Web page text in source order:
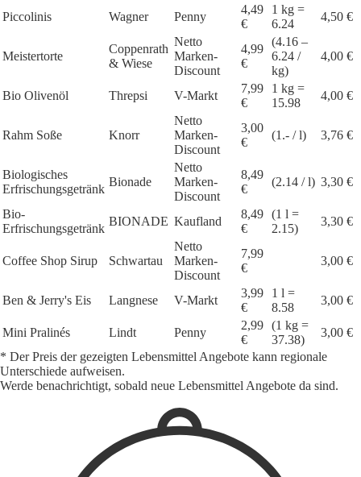
Piccolinis Wagner Penny
4,49
€
1 kg =
6.24
4,50 €
Meistertorte
Coppenrath
& Wiese
Netto
Marken-
Discount
4,99
€
(4.16 –
6.24 /
kg)
4,00 €
Bio Olivenöl Threpsi V-Markt
7,99
€
1 kg =
15.98
4,00 €
Rahm Soße Knorr
Netto
Marken-
Discount
3,00
€
(1.- / l) 3,76 €
Biologisches
Erfrischungsgetränk
Bionade
Netto
Marken-
Discount
8,49
€
(2.14 / l) 3,30 €
Bio-
Erfrischungsgetränk
BIONADE Kaufland
8,49
€
(1 l =
2.15)
3,30 €
Coffee Shop Sirup Schwartau
Netto
Marken-
Discount
7,99
€
3,00 €
Ben & Jerry's Eis Langnese V-Markt
3,99
€
1 l =
8.58
3,00 €
Mini Pralinés Lindt Penny
2,99
€
(1 kg =
37.38)
3,00 €
* Der Preis der gezeigten Lebensmittel Angebote kann regionale
Unterschiede aufweisen.
Werde benachrichtigt, sobald neue Lebensmittel Angebote da sind.